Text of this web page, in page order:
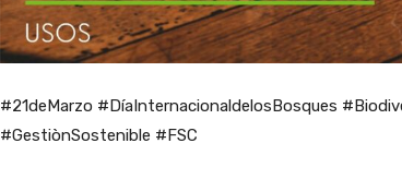
#21deMarzo #DíaInternacionaldelosBosques
#GestiònSostenible #FSC